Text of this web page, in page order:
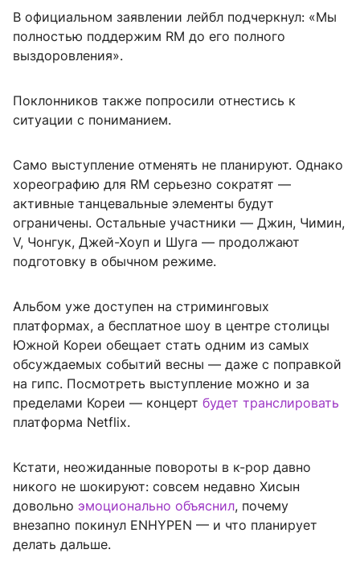
В официальном заявлении лейбл подчеркнул: «Мы
полностью поддержим RM до его полного
выздоровления».
Поклонников также попросили отнестись к
ситуации с пониманием.
Само выступление отменять не планируют. Однако
хореографию для RM серьезно сократят —
активные танцевальные элементы будут
ограничены. Остальные участники — Джин, Чимин,
V, Чонгук, Джей-Хоуп и Шуга — продолжают
подготовку в обычном режиме.
Альбом уже доступен на стриминговых
платформах, а бесплатное шоу в центре столицы
Южной Кореи обещает стать одним из самых
обсуждаемых событий весны — даже с поправкой
на гипс. Посмотреть выступление можно и за
пределами Кореи — концерт будет транслировать
платформа Netflix.
Кстати, неожиданные повороты в к-pop давно
никого не шокируют: совсем недавно Хисын
довольно эмоционально объяснил, почему
внезапно покинул ENHYPEN — и что планирует
делать дальше.